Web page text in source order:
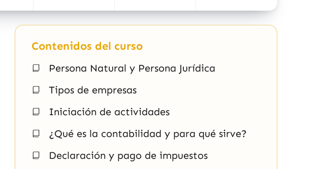
Contenidos del curso
Persona Natural y Persona Jurídica
Tipos de empresas
Iniciación de actividades
¿Qué es la contabilidad y para qué sirve?
Declaración y pago de impuestos